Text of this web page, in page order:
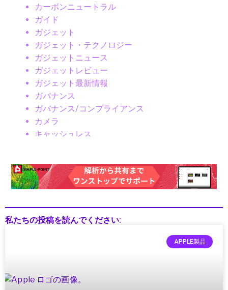
カーボンニュートラル
ガイド
ガジェット
ガジェット・テクノロジー
ガジェットニュース
ガジェットレビュー
ガジェット最新情報
ガバナンス
ガバナンス/コンプライアンス
カメラ
キャッシュレス
クラウドテクノロジー
クリーンエネルギー
クリエイター
クリエイティブツール
グローバルニュース
私たちの投稿を読んでください:
APPLE製品